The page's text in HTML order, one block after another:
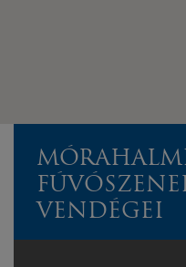
VENDÉGEI